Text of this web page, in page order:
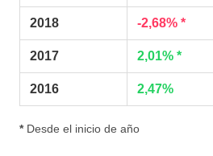
2018 -2,68% *
2017 2,01% *
2016 2,47%
*Desde el inicio de año